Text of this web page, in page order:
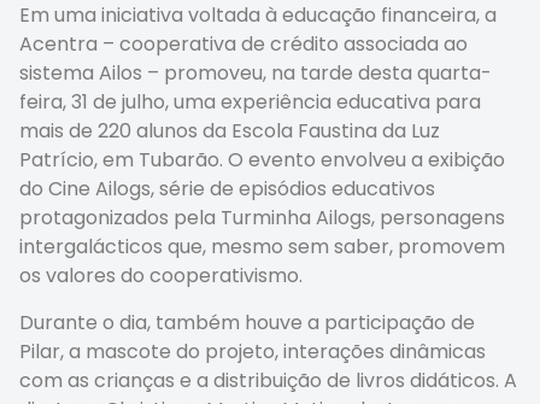
Em uma iniciativa voltada à educação financeira, a
Acentra – cooperativa de crédito associada ao
sistema Ailos – promoveu, na tarde desta quarta-
feira, 31 de julho, uma experiência educativa para
mais de 220 alunos da Escola Faustina da Luz
Patrício, em Tubarão. O evento envolveu a exibição
do Cine Ailogs, série de episódios educativos
protagonizados pela Turminha Ailogs, personagens
intergalácticos que, mesmo sem saber, promovem
os valores do cooperativismo.
Durante o dia, também houve a participação de
Pilar, a mascote do projeto, interações dinâmicas
com as crianças e a distribuição de livros didáticos. A